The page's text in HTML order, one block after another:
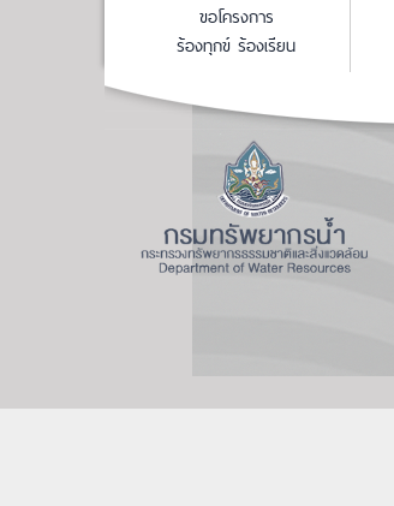
ขอโครงการ
ร้องทุกข์ ร้องเรียน